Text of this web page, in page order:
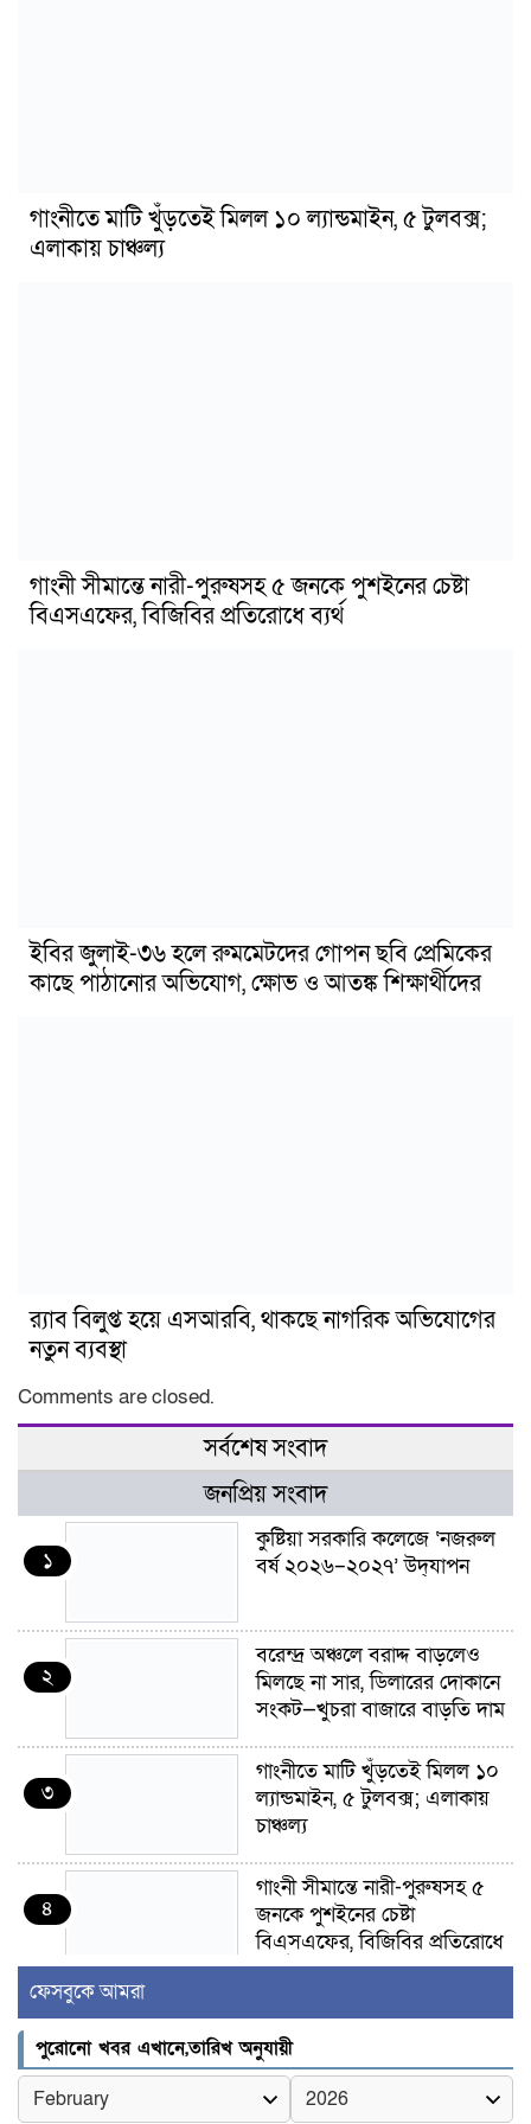
গাংনীতে মাটি খুঁড়তেই মিলল ১০ ল্যান্ডমাইন, ৫ টুলবক্স;
এলাকায় চাঞ্চল্য
গাংনী সীমান্তে নারী-পুরুষসহ ৫ জনকে পুশইনের চেষ্টা
বিএসএফের, বিজিবির প্রতিরোধে ব্যর্থ
ইবির জুলাই-৩৬ হলে রুমমেটদের গোপন ছবি প্রেমিকের
কাছে পাঠানোর অভিযোগ, ক্ষোভ ও আতঙ্ক শিক্ষার্থীদের
র‍্যাব বিলুপ্ত হয়ে এসআরবি, থাকছে নাগরিক অভিযোগের
নতুন ব্যবস্থা
Comments are closed.
সর্বশেষ সংবাদ
জনপ্রিয় সংবাদ
১
কুষ্টিয়া সরকারি কলেজে ‘নজরুল
বর্ষ ২০২৬–২০২৭’ উদ্‌যাপন
২
বরেন্দ্র অঞ্চলে বরাদ্দ বাড়লেও
মিলছে না সার, ডিলারের দোকানে
সংকট—খুচরা বাজারে বাড়তি দাম
৩
গাংনীতে মাটি খুঁড়তেই মিলল ১০
ল্যান্ডমাইন, ৫ টুলবক্স; এলাকায়
চাঞ্চল্য
৪
গাংনী সীমান্তে নারী-পুরুষসহ ৫
জনকে পুশইনের চেষ্টা
বিএসএফের, বিজিবির প্রতিরোধে
ব্যর্থ
৫
ইবির জুলাই-৩৬ হলে
রুমমেটদের গোপন ছবি প্রেমিকের
কাছে পাঠানোর অভিযোগ, ক্ষোভ
ও আতঙ্ক শিক্ষার্থীদের
ফেসবুকে আমরা
পুরোনো খবর এখানে,তারিখ অনুযায়ী